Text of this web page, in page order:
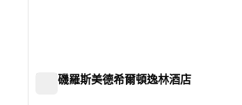
洛杉磯羅斯美德希爾頓逸林酒店